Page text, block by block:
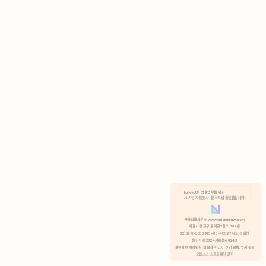
분석 쿠키 허용
Lawvot은 법률업무를 위한
AI 기반 자료조사 · 문서작성 플랫폼입니다.
안국법률사무소 www.anguklaw.com
서울시 종로구 율곡로2길 7, 304호
02)3210-3330 105-05-48527 대표 정희찬
통신판매 2024서울종로0248
개인정보 처리방침, 이용약관 고지, 쿠키 정책, 쿠키 설정
오픈소스 소프트웨어 공지